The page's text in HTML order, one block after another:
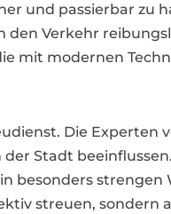
und passierbar zu
Verkehr
mit modernen
Die Experten
Stadt
besonders strengen
streuen, sondern